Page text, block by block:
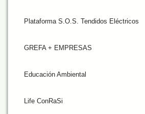
Plataforma S.O.S. Tendidos Eléctricos
GREFA + EMPRESAS
Educación Ambiental
Life ConRaSi